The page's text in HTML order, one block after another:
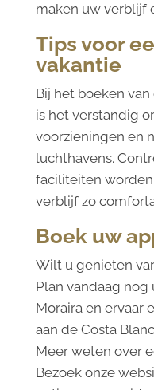
maken uw verblijf
Tips voor
vakantie
Bij het boeken van
is het verstandig
voorzieningen en
luchthavens.
faciliteiten
verblijf zo
Boek uw
Wilt u genieten
Plan vandaag nog
Moraira en ervaar
aan de Costa
Meer weten over
Bezoek onze